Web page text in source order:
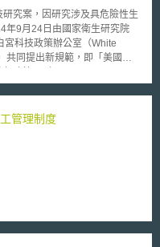
之行為；（2）基於實驗與研究
知識所進行之行為，特別是與
間；（3）為就某一藥品於瑞
制的國家取得上市許可所進行
之行為；（6）在農業領域，
一步釐清，瑞士的法規環境更
究案，因研究涉及具危險性生
年9月24日由國家衛生研究院
宮科技政策辦公室（White
共同提出新規範，即「美國政
of Life Sciences Dual Use
物科技研究中的生物雙重
學家、大學或研究機構。 2.從
管理制度